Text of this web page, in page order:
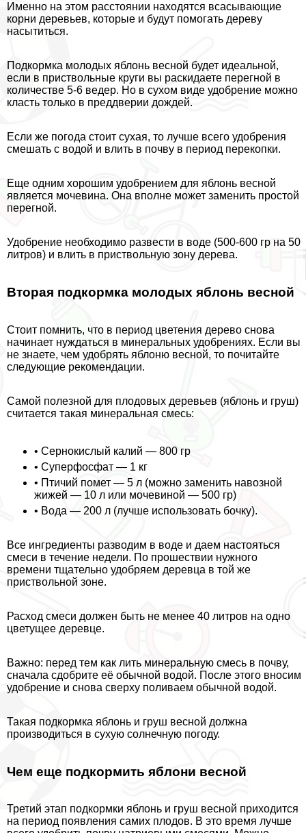
Именно на этом расстоянии находятся всасывающие
корни деревьев, которые и будут помогать дереву
насытиться.
Подкормка молодых яблонь весной будет идеальной,
если в приствольные круги вы раскидаете перегной в
количестве 5-6 ведер. Но в сухом виде удобрение можно
класть только в преддверии дождей.
Если же погода стоит сухая, то лучше всего удобрения
смешать с водой и влить в почву в период перекопки.
Еще одним хорошим удобрением для яблонь весной
является мочевина. Она вполне может заменить простой
перегной.
Удобрение необходимо развести в воде (500-600 гр на 50
литров) и влить в приствольную зону дерева.
Вторая подкормка молодых яблонь весной
Стоит помнить, что в период цветения дерево снова
начинает нуждаться в минеральных удобрениях. Если вы
не знаете, чем удобрять яблоню весной, то почитайте
следующие рекомендации.
Самой полезной для плодовых деревьев (яблонь и груш)
считается такая минеральная смесь:
• Сернокислый калий — 800 гр
• Суперфосфат — 1 кг
• Птичий помет — 5 л (можно заменить навозной
жижей — 10 л или мочевиной — 500 гр)
• Вода — 200 л (лучше использовать бочку).
Все ингредиенты разводим в воде и даем настояться
смеси в течение недели. По прошествии нужного
времени тщательно удобряем деревца в той же
приствольной зоне.
Расход смеси должен быть не менее 40 литров на одно
цветущее деревце.
Важно: перед тем как лить минеральную смесь в почву,
сначала сдобрите её обычной водой. После этого вносим
удобрение и снова сверху поливаем обычной водой.
Такая подкормка яблонь и груш весной должна
производиться в сухую солнечную погоду.
Чем еще подкормить яблони весной
Третий этап подкормки яблонь и груш весной приходится
на период появления самих плодов. В это время лучше